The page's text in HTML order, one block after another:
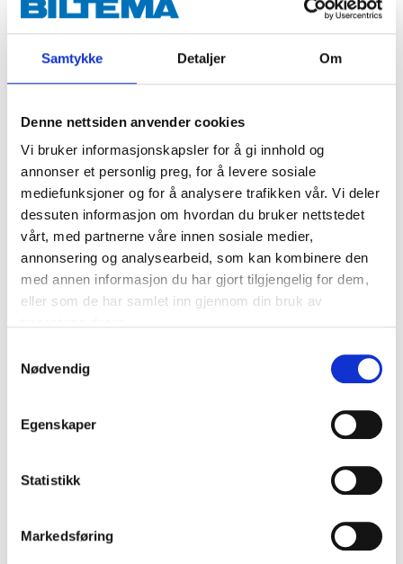
Samtykke Detaljer Om
Denne nettsiden anvender cookies
Vi bruker informasjonskapsler for å gi innhold og
annonser et personlig preg, for å levere sosiale
mediefunksjoner og for å analysere trafikken vår. Vi deler
dessuten informasjon om hvordan du bruker nettstedet
vårt, med partnerne våre innen sosiale medier,
annonsering og analysearbeid, som kan kombinere den
med annen informasjon du har gjort tilgjengelig for dem,
eller som de har samlet inn gjennom din bruk av
Nødvendig
Egenskaper
Statistikk
Markedsføring
Haspelsnelle, 4000
40-246
Finnes på lager i63varehus
Haspelsnelle, 3000
40-245
Finnes på lager i65
229,-